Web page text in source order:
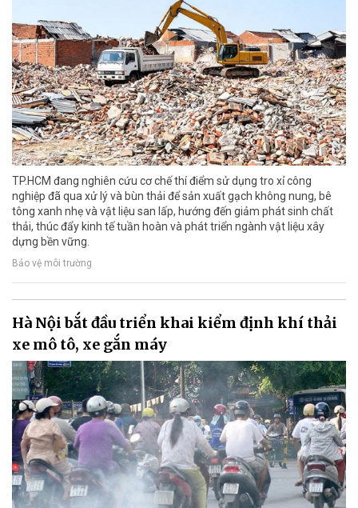
TP.HCM đang nghiên cứu cơ chế thí điểm sử dụng tro xỉ công
nghiệp đã qua xử lý và bùn thải để sản xuất gạch không nung, bê
tông xanh nhẹ và vật liệu san lấp, hướng đến giảm phát sinh chất
thải, thúc đẩy kinh tế tuần hoàn và phát triển ngành vật liệu xây
dựng bền vững.
Bảo vệ môi trường
Hà Nội bắt đầu triển khai kiểm định khí thải
xe mô tô, xe gắn máy